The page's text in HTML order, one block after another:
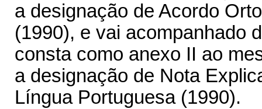
a designação de Acordo
(1990), e vai acompanhado
consta como anexo II ao
a designação de Nota
Língua Portuguesa (1990).